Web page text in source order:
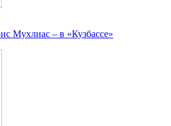
Мухлиас – в «Кузбассе»